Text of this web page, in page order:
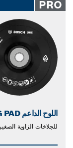
PRO
اللوح الداعم PRO BACKING PAD الناعم
للجلاخات الزاوية